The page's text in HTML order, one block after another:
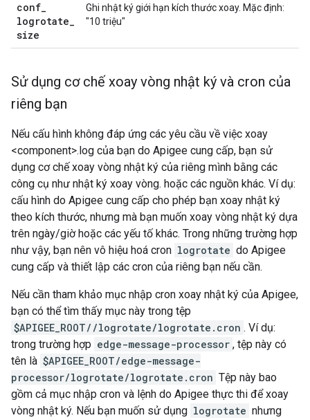
conf_
logrotate_
size
Ghi nhật ký giới hạn kích thước xoay. Mặc định:
"10 triệu"
Sử dụng cơ chế xoay vòng nhật ký và cron của
riêng bạn
Nếu cấu hình không đáp ứng các yêu cầu về việc xoay
<component>.log của bạn do Apigee cung cấp, bạn sử
dụng cơ chế xoay vòng nhật ký của riêng mình bằng các
công cụ như nhật ký xoay vòng. hoặc các nguồn khác. Ví dụ:
cấu hình do Apigee cung cấp cho phép bạn xoay nhật ký
theo kích thước, nhưng mà bạn muốn xoay vòng nhật ký dựa
trên ngày/giờ hoặc các yếu tố khác. Trong những trường hợp
như vậy, bạn nên vô hiệu hoá cron logrotate do Apigee
cung cấp và thiết lập các cron của riêng bạn nếu cần.
Nếu cần tham khảo mục nhập cron xoay nhật ký của Apigee,
bạn có thể tìm thấy mục này trong tệp
$APIGEE_ROOT/ /logrotate/logrotate.cron . Ví dụ:
trong trường hợp edge-message-processor , tệp này có
tên là $APIGEE_ROOT/edge-message-
processor/logrotate/logrotate.cron Tệp này bao
gồm cả mục nhập cron và lệnh do Apigee thực thi để xoay
vòng nhật ký. Nếu bạn muốn sử dụng logrotate nhưng